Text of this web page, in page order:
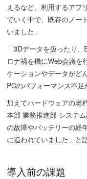
えるなど、利用するアプ
ていく中で、既存のノー
いました」
「3Dデータを扱ったり
ロナ禍を機にWeb会議を
ケーションやデータがど
PCのパフォーマンス不足
加えてハードウェアの老
本部 業務推進部 システ
の故障やバッテリーの経
に追われていました」と語
導入前の課題